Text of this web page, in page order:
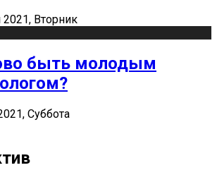
Вторник
быть молодым
Суббота